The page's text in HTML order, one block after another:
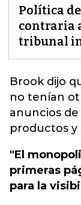
Política
contraria
tribunal
Brook dijo
no tenían
anuncios
productos y
"El
primeras
para la